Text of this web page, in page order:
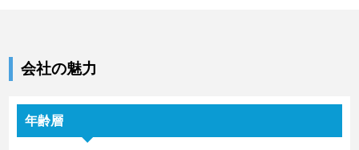
会社の魅力
年齢層